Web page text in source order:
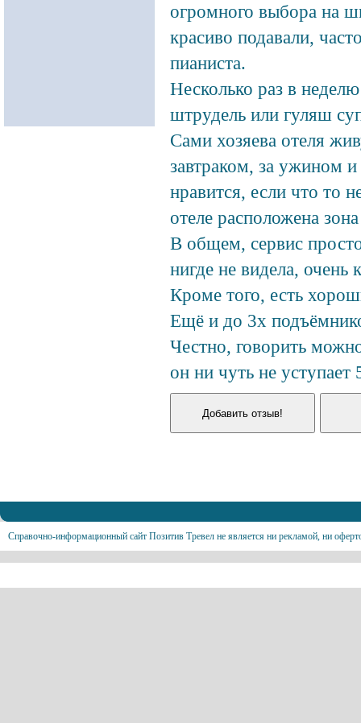
огромного выбора на
красиво подавали,
пианиста.
Несколько раз в
штрудель или гуляш
Сами хозяева отеля
завтраком, за ужином
нравится, если что то
отеле расположена
В общем, сервис
нигде не видела, очень
Кроме того, есть
Ещё и до 3х
Честно, говорить
он ни чуть не уступает
Справочно-информационный сайт Позитив Тревел не является ни рекламой, ни